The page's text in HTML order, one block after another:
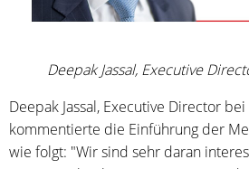
Deepak Jassal, Executive
Deepak Jassal, Executive Director
kommentierte die Einführung der
wie folgt: "Wir sind sehr daran